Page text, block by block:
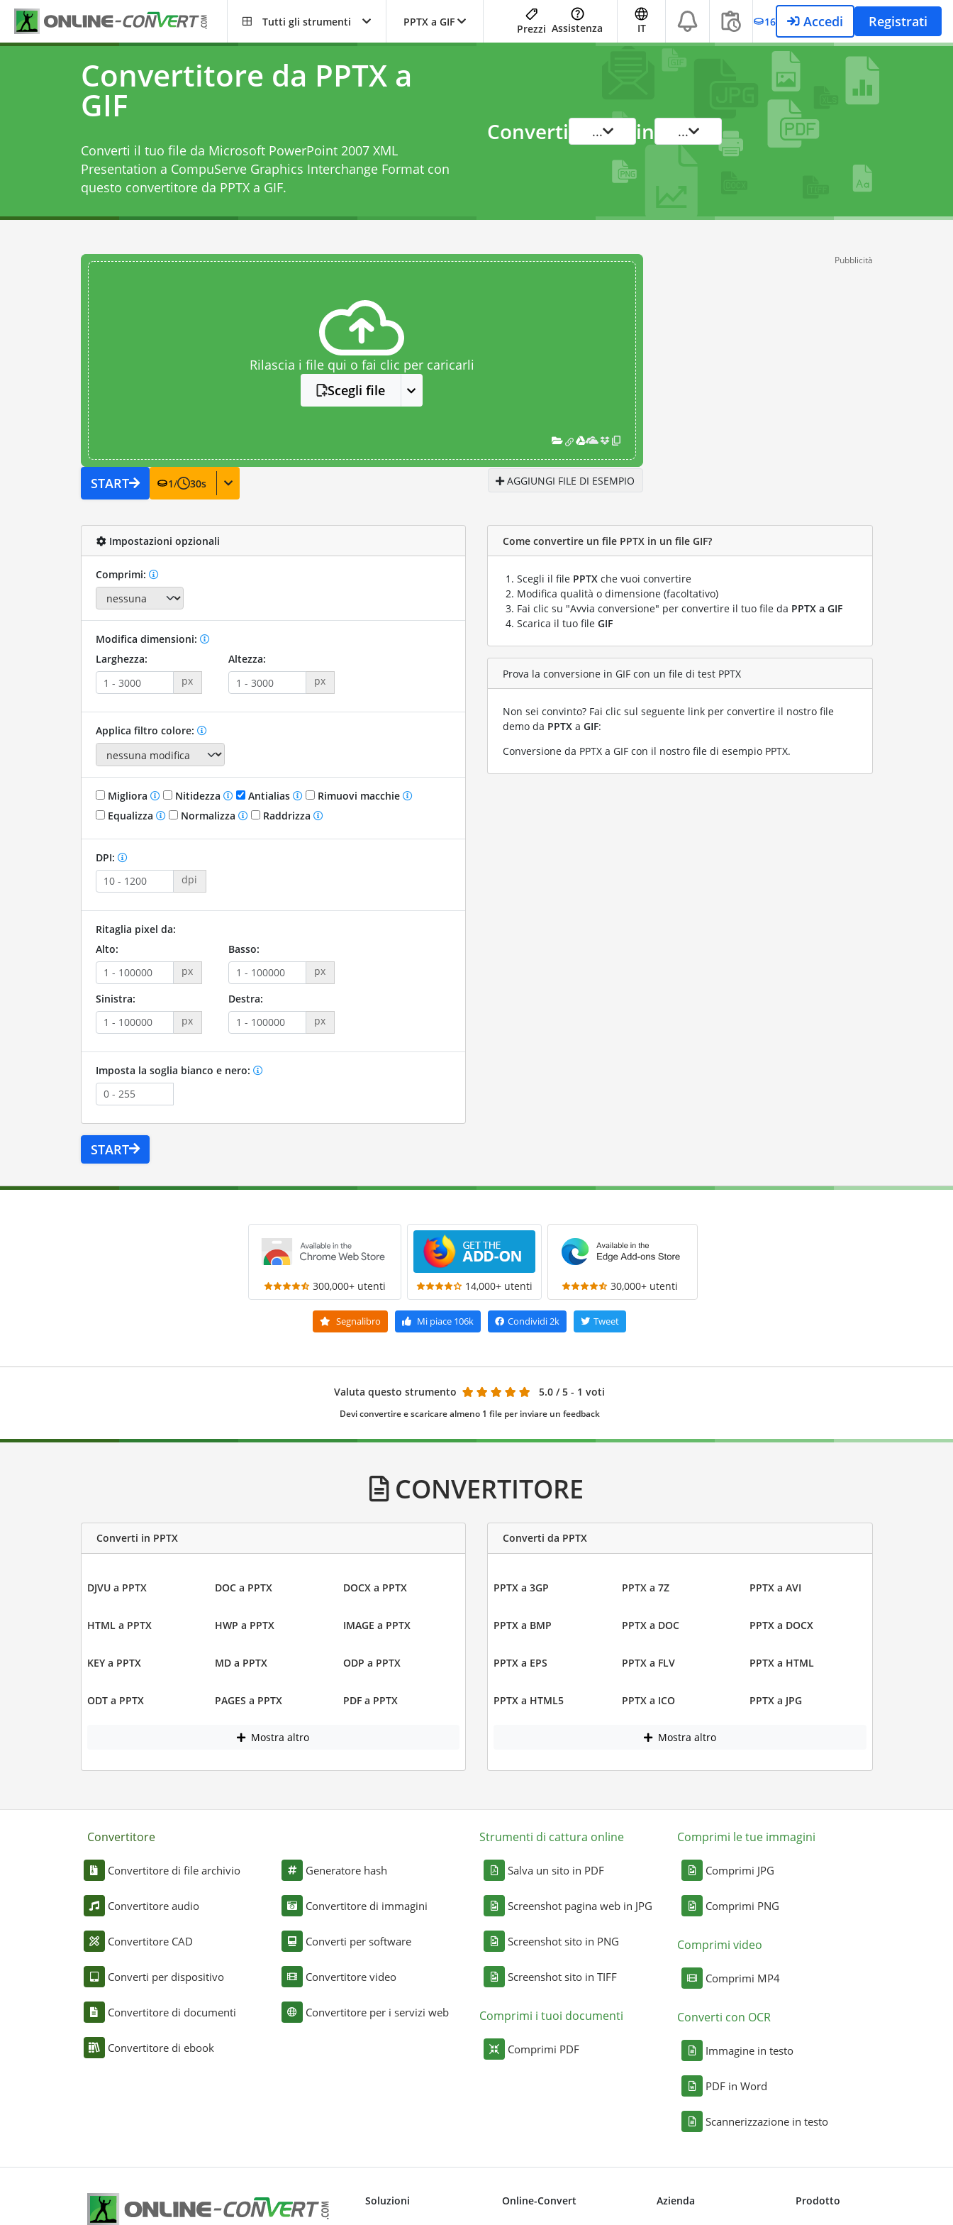
Tutti gli strumenti PPTX a GIF
Prezzi Assistenza IT 16 Accedi Registrati
Convertitore da PPTX a
GIF
Converti il tuo file da Microsoft PowerPoint 2007 XML
Presentation a CompuServe Graphics Interchange Format con
questo convertitore da PPTX a GIF.
Converti ... in ...
Rilascia i file qui o fai clic per caricarli
Scegli file
START 1/ 30s AGGIUNGI FILE DI ESEMPIO
Pubblicità
Impostazioni opzionali
Comprimi:
Modifica dimensioni:
Larghezza:
px
Altezza:
px
Applica filtro colore:
Migliora Nitidezza Antialias
Rimuovi macchie
Equalizza
Normalizza Raddrizza
DPI:
dpi
Ritaglia pixel da:
Alto:
px
Basso:
px
Sinistra:
px
Destra:
px
Imposta la soglia bianco e nero:
START
Come convertire un file PPTX in un file GIF?
Scegli il file PPTX che vuoi convertire
Modifica qualità o dimensione (facoltativo)
Fai clic su "Avvia conversione" per convertire il tuo file da PPTX a GIF
Scarica il tuo file GIF
Prova la conversione in GIF con un file di test PPTX
Non sei convinto? Fai clic sul seguente link per convertire il nostro file
demo da PPTX a GIF:
Conversione da PPTX a GIF con il nostro file di esempio PPTX.
300,000+ utenti 14,000+ utenti 30,000+ utenti
Segnalibro Mi piace 106k Condividi2k Tweet
Valuta questo strumento 5.0 / 5 - 1 voti
Devi convertire e scaricare almeno 1 file per inviare un feedback
CONVERTITORE
Converti in PPTX
DJVU a PPTX DOC a PPTX DOCX a PPTX
HTML a PPTX HWP a PPTX IMAGE a PPTX
KEY a PPTX MD a PPTX ODP a PPTX
ODT a PPTX PAGES a PPTX PDF a PPTX
Mostra altro
Converti da PPTX
PPTX a 3GP PPTX a 7Z PPTX a AVI
PPTX a BMP PPTX a DOC PPTX a DOCX
PPTX a EPS PPTX a FLV PPTX a HTML
PPTX a HTML5 PPTX a ICO PPTX a JPG
Mostra altro
Convertitore
Convertitore di file archivio
Convertitore audio
Convertitore CAD
Converti per dispositivo
Convertitore di documenti
Convertitore di ebook
Generatore hash
Convertitore di immagini
Converti per software
Convertitore video
Convertitore per i servizi web
Strumenti di cattura online
Salva un sito in PDF
Screenshot pagina web in JPG
Screenshot sito in PNG
Screenshot sito in TIFF
Comprimi i tuoi documenti
Comprimi PDF
Comprimi le tue immagini
Comprimi JPG
Comprimi PNG
Comprimi video
Comprimi MP4
Converti con OCR
Immagine in testo
PDF in Word
Scannerizzazione in testo
Soluzioni Online-Convert Azienda Prodotto